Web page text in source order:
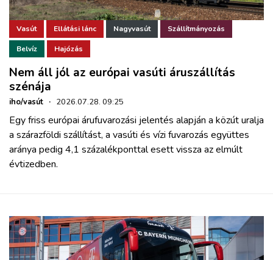
Vasút Ellátási lánc Nagyvasút Szállítmányozás
Belvíz Hajózás
Nem áll jól az európai vasúti áruszállítás
szénája
iho/vasút · 2026.07.28. 09:25
Egy friss európai árufuvarozási jelentés alapján a közút uralja
a szárazföldi szállítást, a vasúti és vízi fuvarozás együttes
aránya pedig 4,1 százalékponttal esett vissza az elmúlt
évtizedben.